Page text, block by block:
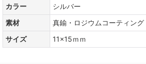
カラー
シルバー
素材
真鍮・ロジウムコーティング
サイズ
11x15ｍｍ